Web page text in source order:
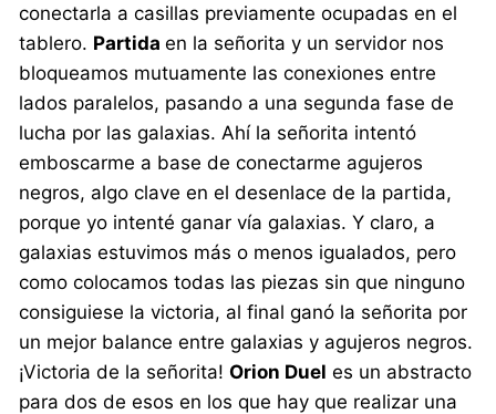
conectarla a casillas previamente ocupadas en el
tablero. Partidaen la señorita y un servidor nos
bloqueamos mutuamente las conexiones entre
lados paralelos, pasando a una segunda fase de
lucha por las galaxias. Ahí la señorita intentó
emboscarme a base de conectarme agujeros
negros, algo clave en el desenlace de la partida,
porque yo intenté ganar vía galaxias. Y claro, a
galaxias estuvimos más o menos igualados, pero
como colocamos todas las piezas sin que ninguno
consiguiese la victoria, al final ganó la señorita por
un mejor balance entre galaxias y agujeros negros.
¡Victoria de la señorita!Orion Duel es un abstracto
para dos de esos en los que hay que realizar una